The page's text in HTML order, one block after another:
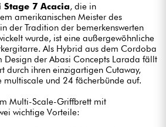
Stage 7 Acacia, die in
amerikanischen Meister des
der Tradition der bemerkenswerten
wurde, ist eine außergewöhnliche
Als Hybrid aus dem Cordoba
der Abasi Concepts Larada fällt
durch ihren einzigartigen Cutaway,
multiscale und 24 fächerbünde auf.
Multi-Scale-Griffbrett mit
wichtige Vorteile: